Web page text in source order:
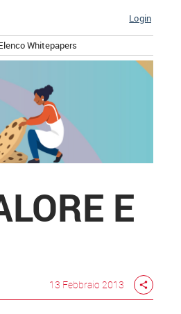
Login
Whitepapers
E
13 Febbraio 2013 share